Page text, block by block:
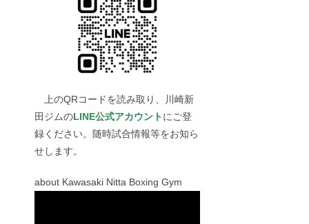
上のQRコードを読み取り、川崎新
田ジムのLINE公式アカウントにご登
録ください。随時試合情報等をお知ら
せします。
about Kawasaki Nitta Boxing Gym